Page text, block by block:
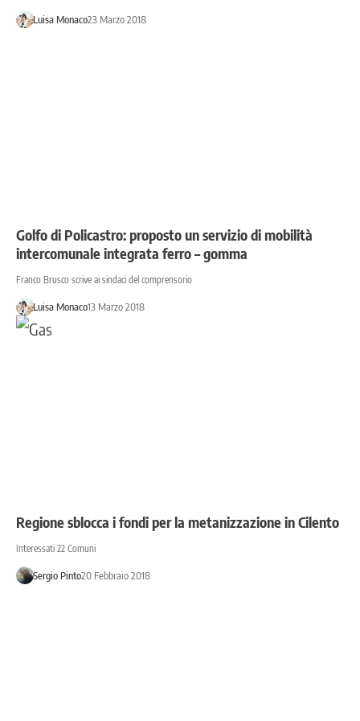
Luisa Monaco23 Marzo 2018
Golfo di Policastro: proposto un servizio di mobilità
intercomunale integrata ferro – gomma
Franco Brusco scrive ai sindaci del comprensorio
Luisa Monaco13 Marzo 2018
Regione sblocca i fondi per la metanizzazione in Cilento
Interessati 22 Comuni
Sergio Pinto20 Febbraio 2018